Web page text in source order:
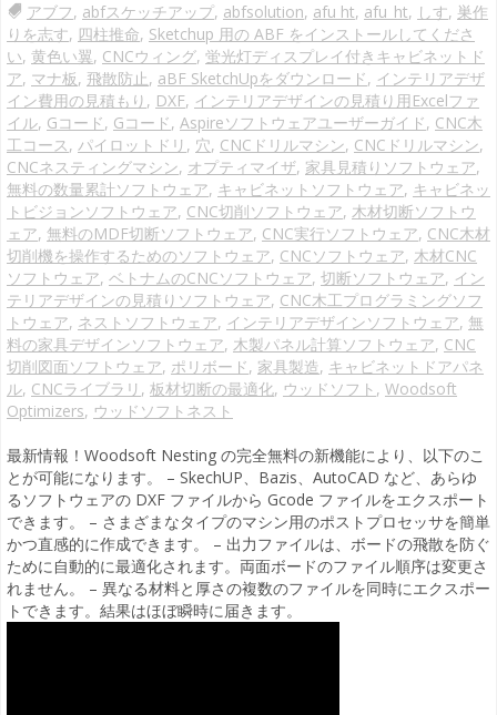
アブフ, abfスケッチアップ, abfsolution, afu ht, afu_ht, しす, 巣作
りを志す, 四柱推命, Sketchup 用の ABF をインストールしてくださ
い, 黄色い翼, CNCウィング, 蛍光灯ディスプレイ付きキャビネットド
ア, マナ板, 飛散防止, aBF SketchUpをダウンロード, インテリアデザ
イン費用の見積もり , DXF, インテリアデザインの見積り用Excelファ
イル, Gコード, Gコード, Aspireソフトウェアユーザーガイド, CNC木
工コース, パイロットドリ , 穴, CNCドリルマシン, CNCドリルマシン,
CNCネスティングマシン, オプティマイザ, 家具見積りソフトウェア,
無料の数量累計ソフトウェア, キャビネットソフトウェア, キャビネッ
トビジョンソフトウェア, CNC切削ソフトウェア, 木材切断ソフトウ
ェア, 無料のMDF切断ソフトウェア, CNC実行ソフトウェア, CNC木材
切削機を操作するためのソフトウェア, CNCソフトウェア, 木材CNC
ソフトウェア, ベトナムのCNCソフトウェア, 切断ソフトウェア, イン
テリアデザインの見積りソフトウェア, CNC木工プログラミングソフ
トウェア, ネストソフトウェア, インテリアデザインソフトウェア, 無
料の家具デザインソフトウェア, 木製パネル計算ソフトウェア, CNC
切削図面ソフトウェア, ポリボード, 家具製造, キャビネットドアパネ
ル, CNCライブラリ , 板材切断の最適化, ウッドソフト , Woodsoft
Optimizers, ウッドソフトネスト
最新情報！Woodsoft Nesting の完全無料の新機能により、以下のこ
とが可能になります。 – SkechUP、Bazis、AutoCAD など、あらゆ
るソフトウェアの DXF ファイルから Gcode ファイルをエクスポート
できます。 – さまざまなタイプのマシン用のポストプロセッサを簡単
かつ直感的に作成できます。 – 出力ファイルは、ボードの飛散を防ぐ
ために自動的に最適化されます。両面ボードのファイル順序は変更さ
れません。 – 異なる材料と厚さの複数のファイルを同時にエクスポー
トできます。結果はほぼ瞬時に届きます。